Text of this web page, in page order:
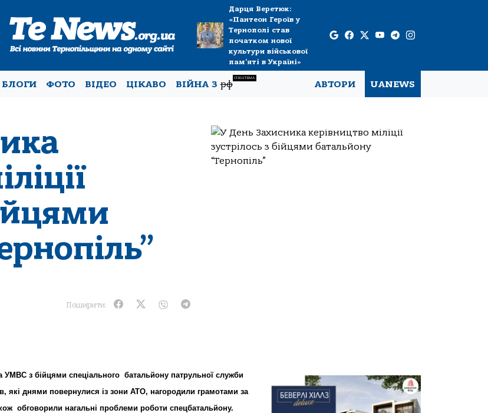
Дарця Веретюк:
«Пантеон Героїв у
Тернополі став
початком нової
культури військової
пам’яті в Україні»
БЛОГИ ФОТО ВІДЕО ЦІКАВО ВІЙНА Зрф
СПЕЦТЕМА
АВТОРИ UANEWS
Поширити:
УМВС з бійцями спеціального батальйону патрульної служби
які днями повернулися із зони АТО, нагородили грамотами за
обговорили нагальні проблеми роботи спецбатальйону.